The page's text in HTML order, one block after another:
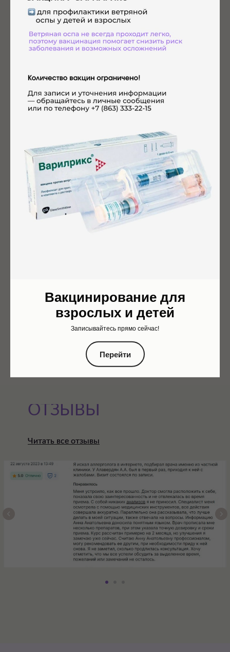
ОТЗЫВЫ
Читать все отзывы
Читать все отзывы
Вакцинирование для
взрослых и детей
Записывайтесь прямо сейчас!
Перейти